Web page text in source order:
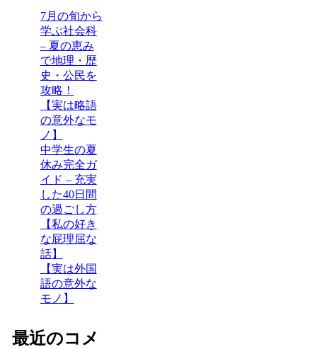
7月の旬から
学ぶ社会科
– 夏の恵み
で地理・歴
史・公民を
攻略！
【実は略語
の意外なモ
ノ】
中学生の夏
休み完全ガ
イド – 充実
した40日間
の過ごし方
【私の好き
な屁理屈な
話】
【実は外国
語の意外な
モノ】
最近のコメ